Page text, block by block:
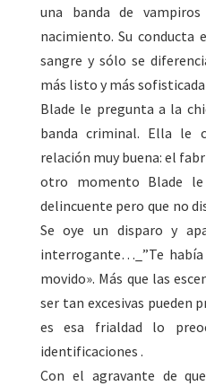
una banda de
nacimiento. Su conducta
sangre y sólo se
más listo y más
Blade le pregunta a la
banda criminal. Ella le
relación muy buena: el
otro momento Blade
delincuente pero que no
Se oye un disparo y
interrogante…_”Te
movido». Más que las
ser tan excesivas pueden
es esa frialdad lo
identificaciones .
Con el agravante de